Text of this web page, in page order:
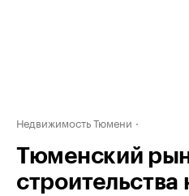
Недвижимость Тюмени
Тюменский
строительства